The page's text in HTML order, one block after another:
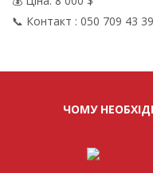
📞 Контакт : 050 709 43 39
ЧОМУ